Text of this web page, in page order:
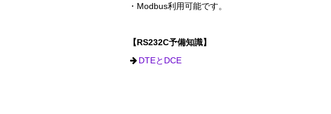
・Modbus利用可能です。
【RS232C予備知識】
DTEとDCE